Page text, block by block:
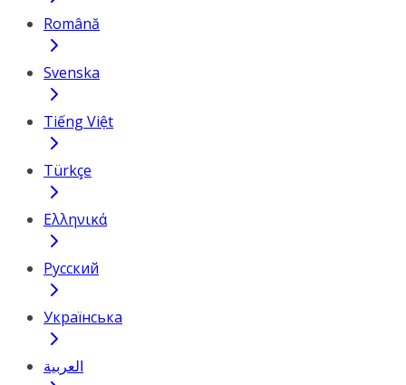
Română
Svenska
Tiếng Việt
Türkçe
Ελληνικά
Русский
Українська
العربية